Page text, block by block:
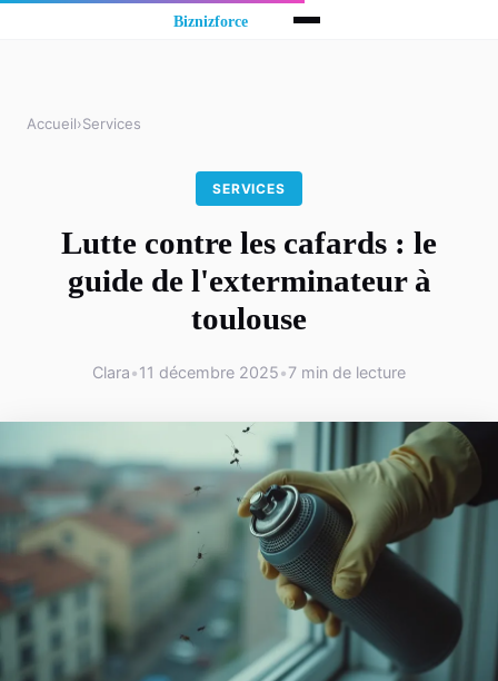
Accueil›Services
SERVICES
Lutte contre les cafards : le
guide de l'exterminateur à
toulouse
Clara•11 décembre 2025•7 min de lecture